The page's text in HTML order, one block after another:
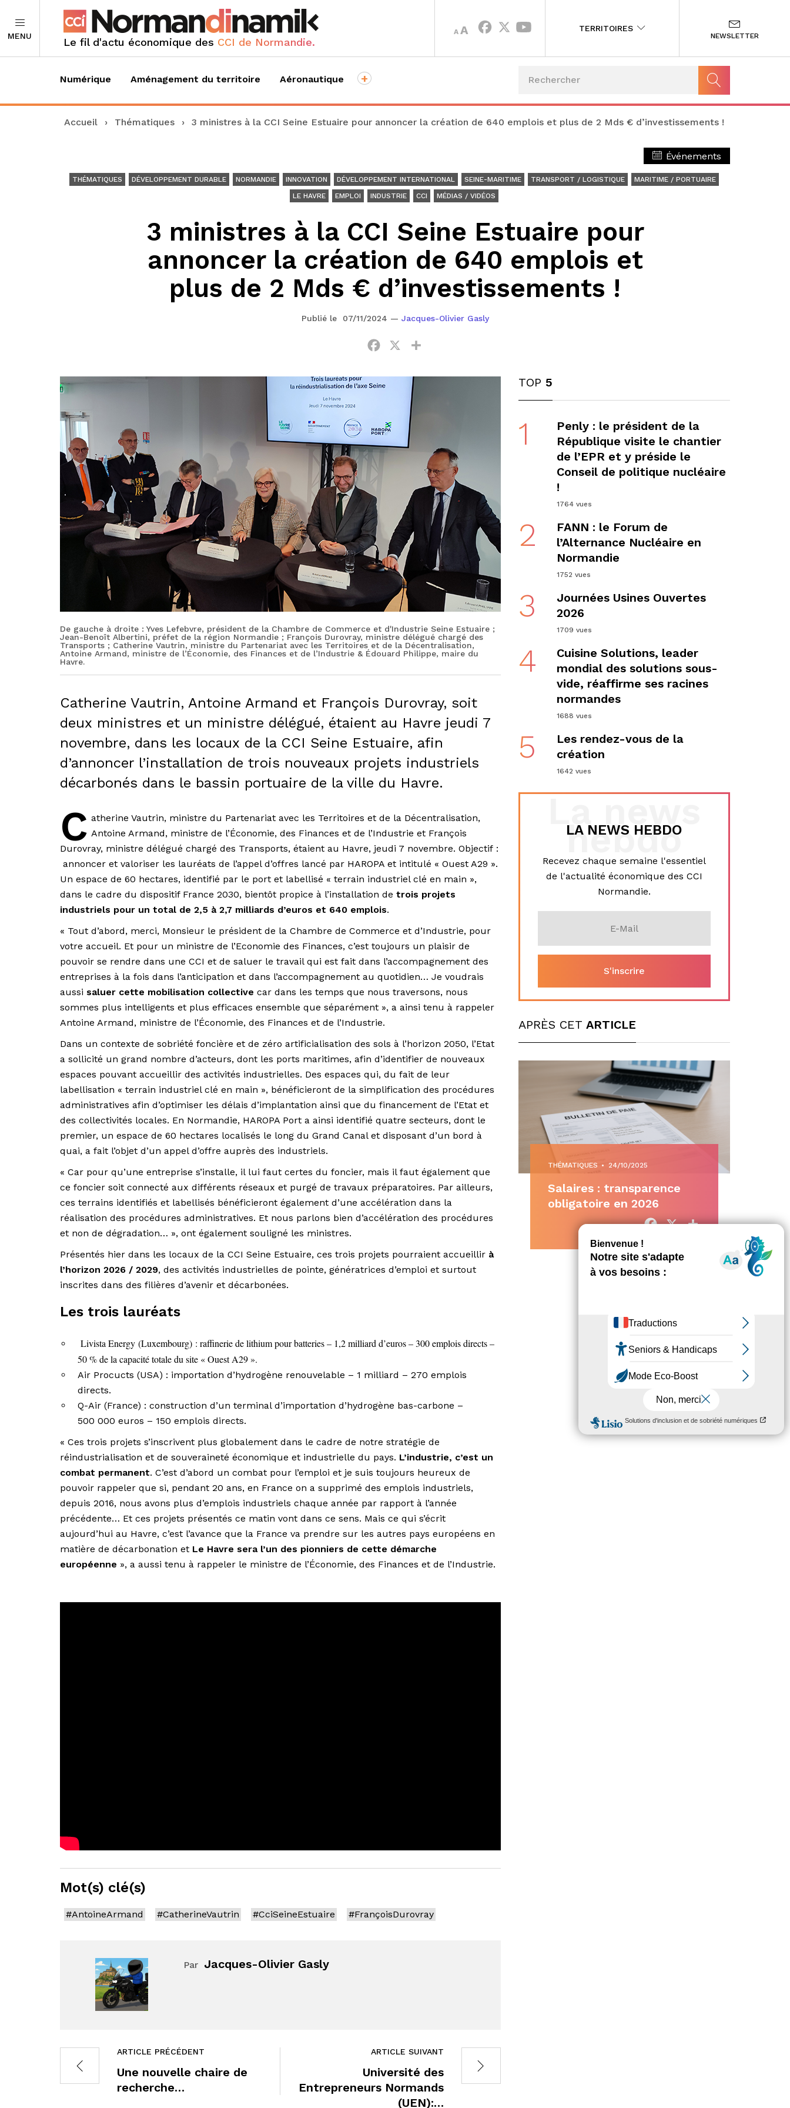
MENU Le fil d'actu économique des CCI de Normandie.
A
DECREASE
FONT
AINCREASE
SIZE.
TERRITOIRES
NEWSLETTER
Numérique Aménagement du territoire Aéronautique +
Accueil › Thématiques › 3 ministres à la CCI Seine Estuaire pour annoncer la création de 640 emplois et plus de 2 Mds € d’investissements !
Événements
THÉMATIQUES DÉVELOPPEMENT DURABLE NORMANDIE INNOVATION DÉVELOPPEMENT INTERNATIONAL SEINE-MARITIME TRANSPORT / LOGISTIQUE
MARITIME / PORTUAIRE
LE HAVRE
EMPLOI INDUSTRIE CCI MÉDIAS / VIDÉOS
3 ministres à la CCI Seine Estuaire pour
annoncer la création de 640 emplois et
plus de 2 Mds € d’investissements !
Publié le 07/11/2024 — Jacques-Olivier Gasly
Facebook
De gauche à droite : Yves Lefebvre, président de la Chambre de Commerce et d'Industrie Seine Estuaire ;
Jean-Benoît Albertini, préfet de la région Normandie ; François Durovray, ministre délégué chargé des
Transports ; Catherine Vautrin, ministre du Partenariat avec les Territoires et de la Décentralisation,
Antoine Armand, ministre de l’Économie, des Finances et de l’Industrie & Édouard Philippe, maire du
Havre.
Catherine Vautrin, Antoine Armand et François Durovray, soit
deux ministres et un ministre délégué, étaient au Havre jeudi 7
novembre, dans les locaux de la CCI Seine Estuaire, afin
d’annoncer l’installation de trois nouveaux projets industriels
décarbonés dans le bassin portuaire de la ville du Havre.
C atherine Vautrin, ministre du Partenariat avec les Territoires et de la Décentralisation,
Antoine Armand, ministre de l’Économie, des Finances et de l’Industrie et François
Durovray, ministre délégué chargé des Transports, étaient au Havre, jeudi 7 novembre. Objectif :
annoncer et valoriser les lauréats de l’appel d’offres lancé par HAROPA et intitulé « Ouest A29 ».
Un espace de 60 hectares, identifié par le port et labellisé « terrain industriel clé en main »,
dans le cadre du dispositif France 2030, bientôt propice à l’installation de trois projets
industriels pour un total de 2,5 à 2,7 milliards d’euros et 640 emplois.
« Tout d’abord, merci, Monsieur le président de la Chambre de Commerce et d’Industrie, pour
votre accueil. Et pour un ministre de l’Economie des Finances, c’est toujours un plaisir de
pouvoir se rendre dans une CCI et de saluer le travail qui est fait dans l’accompagnement des
entreprises à la fois dans l’anticipation et dans l’accompagnement au quotidien… Je voudrais
aussi saluer cette mobilisation collective car dans les temps que nous traversons, nous
sommes plus intelligents et plus efficaces ensemble que séparément », a ainsi tenu à rappeler
Antoine Armand, ministre de l’Économie, des Finances et de l’Industrie.
Dans un contexte de sobriété foncière et de zéro artificialisation des sols à l’horizon 2050, l’Etat
a sollicité un grand nombre d’acteurs, dont les ports maritimes, afin d’identifier de nouveaux
espaces pouvant accueillir des activités industrielles. Des espaces qui, du fait de leur
labellisation « terrain industriel clé en main », bénéficieront de la simplification des procédures
administratives afin d’optimiser les délais d’implantation ainsi que du financement de l’Etat et
des collectivités locales. En Normandie, HAROPA Port a ainsi identifié quatre secteurs, dont le
premier, un espace de 60 hectares localisés le long du Grand Canal et disposant d’un bord à
quai, a fait l’objet d’un appel d’offre auprès des industriels.
« Car pour qu’une entreprise s’installe, il lui faut certes du foncier, mais il faut également que
ce foncier soit connecté aux différents réseaux et purgé de travaux préparatoires. Par ailleurs,
ces terrains identifiés et labellisés bénéficieront également d’une accélération dans la
réalisation des procédures administratives. Et nous parlons bien d’accélération des procédures
et non de dégradation… », ont également souligné les ministres.
Présentés hier dans les locaux de la CCI Seine Estuaire, ces trois projets pourraient accueillir à
l’horizon 2026 / 2029, des activités industrielles de pointe, génératrices d’emploi et surtout
inscrites dans des filières d’avenir et décarbonées.
Les trois lauréats
Livista Energy (Luxembourg) : raffinerie de lithium pour batteries – 1,2 milliard d’euros – 300 emplois directs –
50 % de la capacité totale du site « Ouest A29 ».
Air Procucts (USA) : importation d’hydrogène renouvelable – 1 milliard – 270 emplois
directs.
Q-Air (France) : construction d’un terminal d’importation d’hydrogène bas-carbone –
500 000 euros – 150 emplois directs.
« Ces trois projets s’inscrivent plus globalement dans le cadre de notre stratégie de
réindustrialisation et de souveraineté économique et industrielle du pays. L’industrie, c’est un
combat permanent. C’est d’abord un combat pour l’emploi et je suis toujours heureux de
pouvoir rappeler que si, pendant 20 ans, en France on a supprimé des emplois industriels,
depuis 2016, nous avons plus d’emplois industriels chaque année par rapport à l’année
précédente… Et ces projets présentés ce matin vont dans ce sens. Mais ce qui s’écrit
aujourd’hui au Havre, c’est l’avance que la France va prendre sur les autres pays européens en
matière de décarbonation et Le Havre sera l’un des pionniers de cette démarche
européenne », a aussi tenu à rappeler le ministre de l’Économie, des Finances et de l’Industrie.
Mot(s) clé(s)
#AntoineArmand #CatherineVautrin #CciSeineEstuaire #FrançoisDurovray
Par Jacques-Olivier Gasly
ARTICLE PRÉCÉDENT
Une nouvelle chaire de
recherche…
ARTICLE SUIVANT
Université des
Entrepreneurs Normands
(UEN):…
TOP 5
1
Penly : le président de la
République visite le chantier
de l’EPR et y préside le
Conseil de politique nucléaire
!
1764 vues
2
FANN : le Forum de
l’Alternance Nucléaire en
Normandie
1752 vues
3
Journées Usines Ouvertes
2026
1709 vues
4
Cuisine Solutions, leader
mondial des solutions sous-
vide, réaffirme ses racines
normandes
1688 vues
5
Les rendez-vous de la
création
1642 vues
hebdo
LA NEWS HEBDO
Recevez chaque semaine l'essentiel
de l'actualité économique des CCI
Normandie.
APRÈS CET ARTICLE
THÉMATIQUES • 24/10/2025
Salaires : transparence
obligatoire en 2026
Facebook
X Partager